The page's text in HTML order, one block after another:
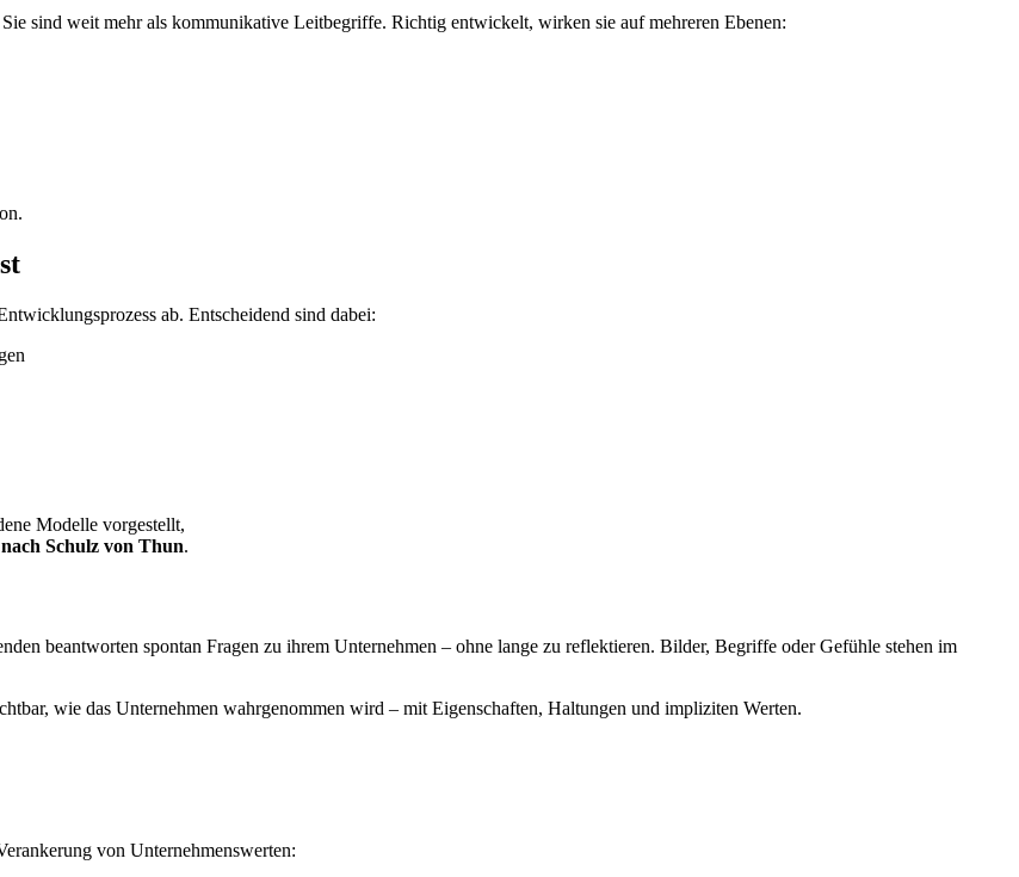
sind weit mehr als kommunikative Leitbegriffe. Richtig entwickelt, wirken sie auf mehreren Ebenen:
ab. Entscheidend sind dabei:
Modelle vorgestellt,
Schulz von Thun.
beantworten spontan Fragen zu ihrem Unternehmen – ohne lange zu reflektieren. Bilder, Begriffe oder Gefühle stehen im
wie das Unternehmen wahrgenommen wird – mit Eigenschaften, Haltungen und impliziten Werten.
von Unternehmenswerten: